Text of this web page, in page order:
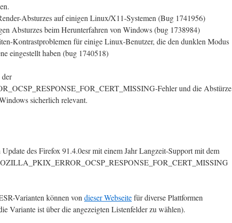
Absturzes auf einigen Linux/X11-Systemen (Bug 1741956)
Absturzes beim Herunterfahren von Windows (bug 1738984)
Kontrastproblemen für einige Linux-Benutzer, die den dunklen Modus
eingestellt haben (bug 1740518)
Fehler und die Abstürze
sicherlich relevant.
des Firefox 91.4.0esr mit einem Jahr Langzeit-Support mit dem
Varianten können von dieser Webseitefür diverse Plattformen
Variante ist über die angezeigten Listenfelder zu wählen).